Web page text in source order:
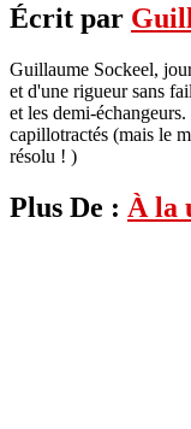
Écrit par
Guillaume Sockeel,
et d'une rigueur sans
et les demi-
capillotractés (mais le
résolu ! )
Plus De : À la